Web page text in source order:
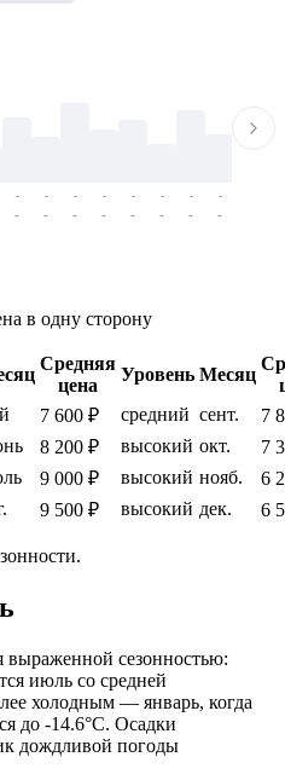
-
-
-
-
-
-
-
-
-
-
-
-
-
-
-
-
в одну сторону
Средняя
цена
Уровень Месяц
7 600 ₽ средний сент.
7
8 200 ₽ высокий окт.
7
9 000 ₽ высокий нояб.
6
9 500 ₽ высокий дек. 6
выраженной сезонностью:
июль со средней
холодным — январь, когда
до -14.6°C. Осадки
дождливой погоды